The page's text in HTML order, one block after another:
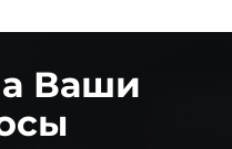
Ваши